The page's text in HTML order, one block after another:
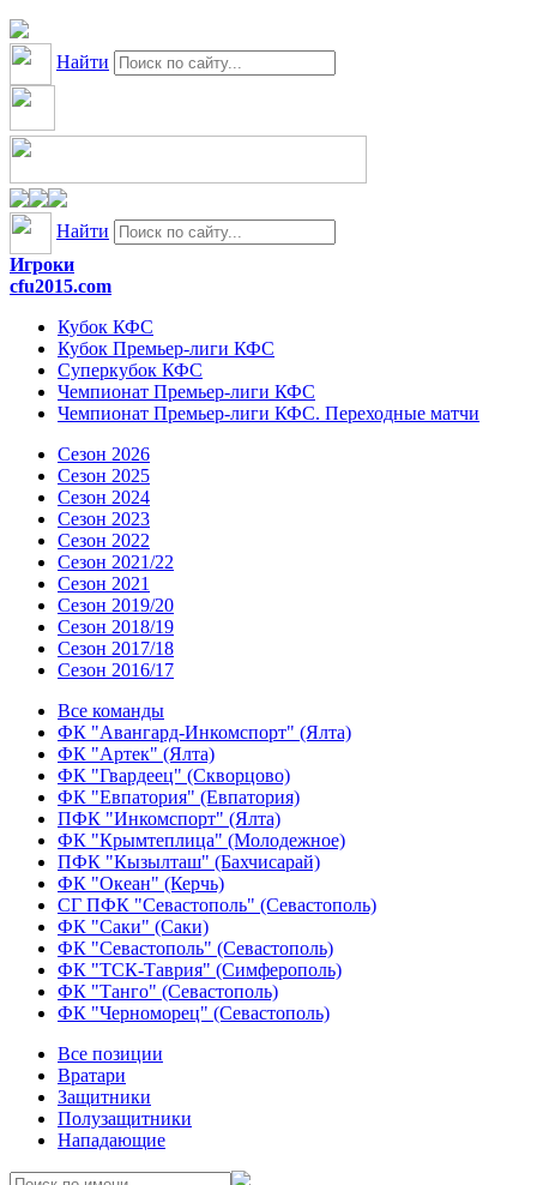
Найти
Найти
Игроки
cfu2015.com
Кубок КФС
Кубок Премьер-лиги КФС
Суперкубок КФС
Чемпионат Премьер-лиги КФС
Чемпионат Премьер-лиги КФС. Переходные матчи
Сезон 2026
Сезон 2025
Сезон 2024
Сезон 2023
Сезон 2022
Сезон 2021/22
Сезон 2021
Сезон 2019/20
Сезон 2018/19
Сезон 2017/18
Сезон 2016/17
Все команды
ФК "Авангард-Инкомспорт" (Ялта)
ФК "Артек" (Ялта)
ФК "Гвардеец" (Скворцово)
ФК "Евпатория" (Евпатория)
ПФК "Инкомспорт" (Ялта)
ФК "Крымтеплица" (Молодежное)
ПФК "Кызылташ" (Бахчисарай)
ФК "Океан" (Керчь)
СГ ПФК "Севастополь" (Севастополь)
ФК "Саки" (Саки)
ФК "Севастополь" (Севастополь)
ФК "ТСК-Таврия" (Симферополь)
ФК "Танго" (Севастополь)
ФК "Черноморец" (Севастополь)
Все позиции
Вратари
Защитники
Полузащитники
Нападающие